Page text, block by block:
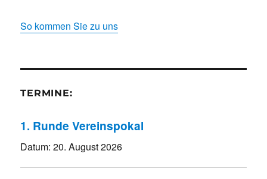
So kommen Sie zu uns
TERMINE:
1. Runde Vereinspokal
Datum:20. August 2026